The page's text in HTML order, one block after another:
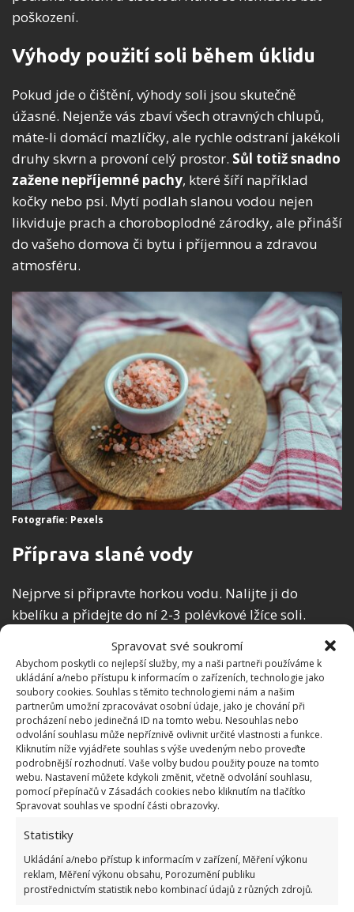
Spravovat své soukromí
Abychom poskytli co nejlepší služby, my a naši partneři používáme k
ukládání a/nebo přístupu k informacím o zařízeních, technologie jako
soubory cookies. Souhlas s těmito technologiemi nám a našim
partnerům umožní zpracovávat osobní údaje, jako je chování při
procházení nebo jedinečná ID na tomto webu. Nesouhlas nebo
odvolání souhlasu může nepříznivě ovlivnit určité vlastnosti a funkce.
Kliknutím níže vyjádřete souhlas s výše uvedeným nebo proveďte
podrobnější rozhodnutí. Vaše volby budou použity pouze na tomto
webu. Nastavení můžete kdykoli změnit, včetně odvolání souhlasu,
pomocí přepínačů v Zásadách cookies nebo kliknutím na tlačítko
Spravovat souhlas ve spodní části obrazovky.
Statistiky
Ukládání a/nebo přístup k informacím v zařízení, Měření výkonu
reklam, Měření výkonu obsahu, Porozumění publiku
prostřednictvím statistik nebo kombinací údajů z různých zdrojů.
poškození.
Výhody použití soli během úklidu
Pokud jde o čištění, výhody soli jsou skutečně
úžasné. Nejenže vás zbaví všech otravných chlupů,
máte-li domácí mazlíčky, ale rychle odstraní jakékoli
druhy skvrn a provoní celý prostor. Sůl totiž snadno
zažene nepříjemné pachy, které šíří například
kočky nebo psi. Mytí podlah slanou vodou nejen
likviduje prach a choroboplodné zárodky, ale přináší
do vašeho domova či bytu i příjemnou a zdravou
atmosféru.
Fotografie: Pexels
Příprava slané vody
Nejprve si připravte horkou vodu. Nalijte ji do
kbelíku a přidejte do ní 2-3 polévkové lžíce soli.
která prostředí domu nebo bytupříjemně osvěží a
zanechá po sobě krásnou vůni. Při vytírání podlah
je důležité věnovat zvláštní pozornost rohům,
podlahovým lištám a dalším oblastem, kde se
nejvíce hromadí prach. Roztok slané vody umožní
povrch bezpečně dezinfikovat a usnadnit tak život
alergikům nebo astmatikům.
To ovšem není vše. Sůl má v rukávu spoustu dalších
výhod, které ve své domácnosti oceníte. Kromě